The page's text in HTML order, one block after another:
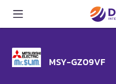
MSY-GZ09VF